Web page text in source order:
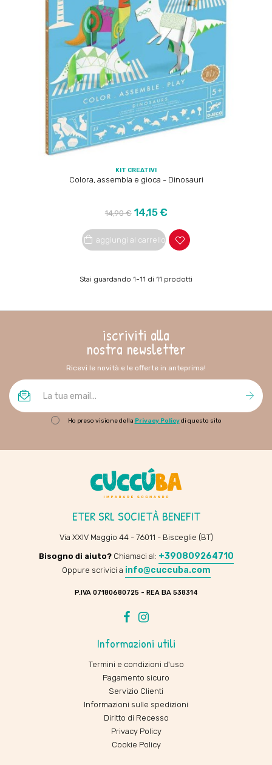
KIT CREATIVI
Colora, assembla e gioca - Dinosauri
Prezzo
regolare
14,90 € Prezzo
14,15 €
aggiungi al carrello
Stai guardando 1-11 di 11 prodotti
iscriviti alla
nostra newsletter
Ricevi le novità e le offerte in anteprima!
Ho preso visione della Privacy Policydi questo sito
ETER SRL SOCIETÀ BENEFIT
Via XXIV Maggio 44 - 76011 - Bisceglie (BT)
Bisogno di aiuto? Chiamaci al: +390809264710
Oppure scrivici a info@cuccuba.com
P.IVA 07180680725 - REA BA 538314
Facebook
Informazioni utili
Termini e condizioni d'uso
Pagamento sicuro
Servizio Clienti
Informazioni sulle spedizioni
Diritto di Recesso
Privacy Policy
Cookie Policy